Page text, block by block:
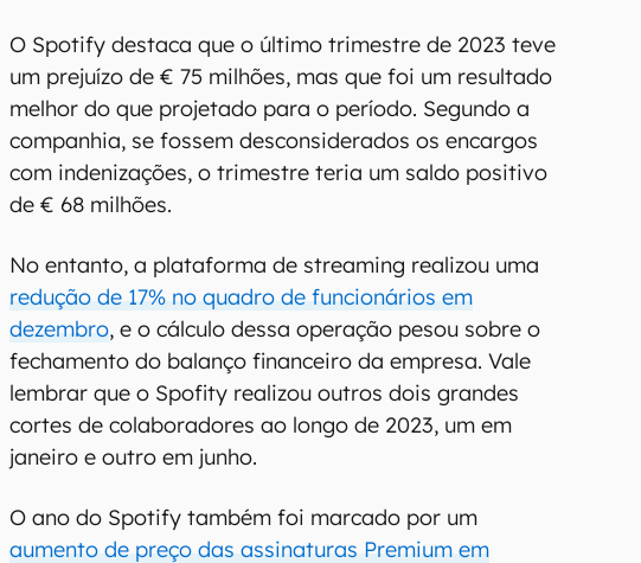
O Spotify destaca que o último trimestre de 2023 teve
um prejuízo de € 75 milhões, mas que foi um resultado
melhor do que projetado para o período. Segundo a
companhia, se fossem desconsiderados os encargos
com indenizações, o trimestre teria um saldo positivo
de € 68 milhões.
No entanto, a plataforma de streaming realizou uma
redução de 17% no quadro de funcionários em
dezembro, e o cálculo dessa operação pesou sobre o
fechamento do balanço financeiro da empresa. Vale
lembrar que o Spofity realizou outros dois grandes
cortes de colaboradores ao longo de 2023, um em
janeiro e outro em junho.
O ano do Spotify também foi marcado por um
aumento de preço das assinaturas Premium em